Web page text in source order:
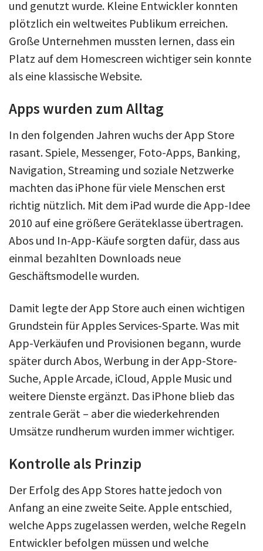
und genutzt wurde. Kleine Entwickler konnten
plötzlich ein weltweites Publikum erreichen.
Große Unternehmen mussten lernen, dass ein
Platz auf dem Homescreen wichtiger sein konnte
als eine klassische Website.
Apps wurden zum Alltag
In den folgenden Jahren wuchs der App Store
rasant. Spiele, Messenger, Foto-Apps, Banking,
Navigation, Streaming und soziale Netzwerke
machten das iPhone für viele Menschen erst
richtig nützlich. Mit dem iPad wurde die App-Idee
2010 auf eine größere Geräteklasse übertragen.
Abos und In-App-Käufe sorgten dafür, dass aus
einmal bezahlten Downloads neue
Geschäftsmodelle wurden.
Damit legte der App Store auch einen wichtigen
Grundstein für Apples Services-Sparte. Was mit
App-Verkäufen und Provisionen begann, wurde
später durch Abos, Werbung in der App-Store-
Suche, Apple Arcade, iCloud, Apple Music und
weitere Dienste ergänzt. Das iPhone blieb das
zentrale Gerät – aber die wiederkehrenden
Umsätze rundherum wurden immer wichtiger.
Kontrolle als Prinzip
Der Erfolg des App Stores hatte jedoch von
Anfang an eine zweite Seite. Apple entschied,
welche Apps zugelassen werden, welche Regeln
Entwickler befolgen müssen und welche